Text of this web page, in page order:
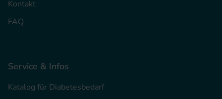
Kontakt
FAQ
Service & Infos
Katalog für Diabetesbedarf